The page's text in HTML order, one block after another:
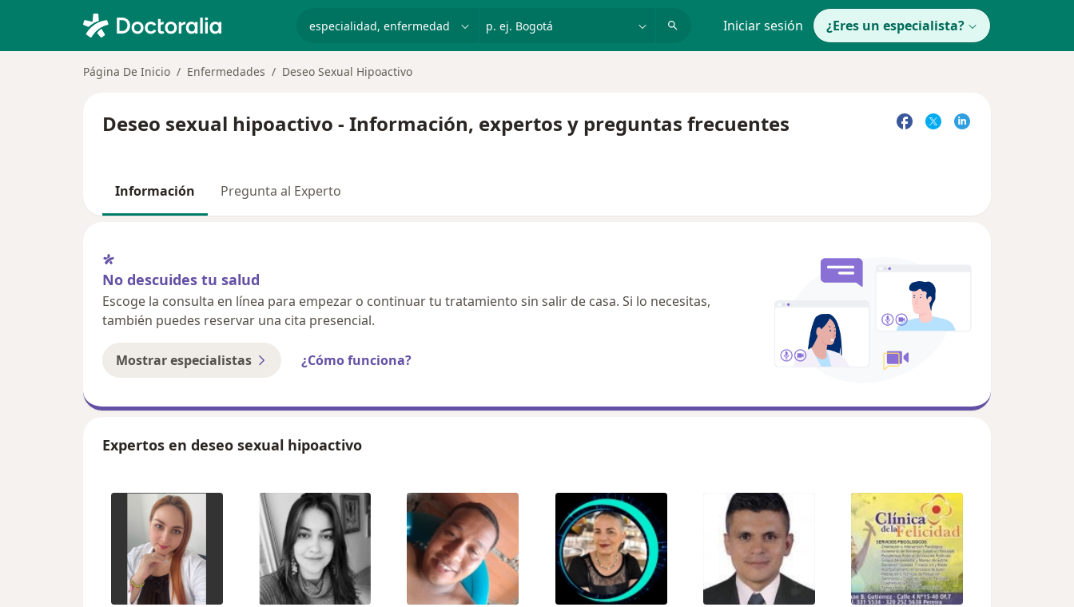
p. ej. Bogotá Iniciar sesión ¿Eres un especialista?
Página De Inicio Enfermedades Deseo Sexual Hipoactivo
Deseo sexual hipoactivo - Información, expertos y preguntas frecuentes
Información Pregunta al Experto
No descuides tu salud
Escoge la consulta en línea para empezar o continuar tu tratamiento sin salir de casa. Si lo necesitas,
también puedes reservar una cita presencial.
Mostrar especialistas ¿Cómo funciona?
Expertos en deseo sexual hipoactivo